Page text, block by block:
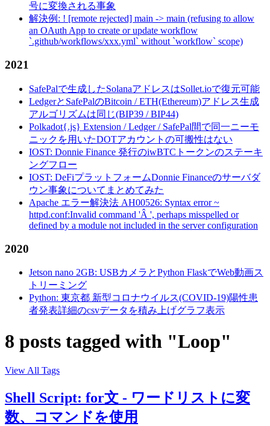
号に変換される事象
解決例: ! [remote rejected] main -> main (refusing to allow
an OAuth App to create or update workflow
`.github/workflows/xxx.yml` without `workflow` scope)
2021
SafePalで生成したSolanaアドレスはSollet.ioで復元可能
LedgerとSafePalのBitcoin / ETH(Ethereum)アドレス生成
アルゴリズムは同じ(BIP39 / BIP44)
Polkadot{.js} Extension / Ledger / SafePal間で同一ニーモ
ニックを用いたDOTアカウントの可搬性はない
IOST: Donnie Finance 発行のiwBTCトークンのステーキ
ングフロー
IOST: DeFiプラットフォームDonnie Financeのサーバダ
ウン事象についてまとめてみた
Apache エラー解決法 AH00526: Syntax error ~
httpd.conf:Invalid command 'Â ', perhaps misspelled or
defined by a module not included in the server configuration
2020
Jetson nano 2GB: USBカメラとPython FlaskでWeb動画ス
トリーミング
Python: 東京都 新型コロナウイルス(COVID-19)陽性患
者発表詳細のcsvデータを積み上げグラフ表示
8 posts tagged with "Loop"
View All Tags
Shell Script: for文 - ワードリストに変
数、コマンドを使用